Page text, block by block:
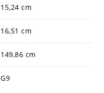
15,24 cm
16,51 cm
149,86 cm
G9